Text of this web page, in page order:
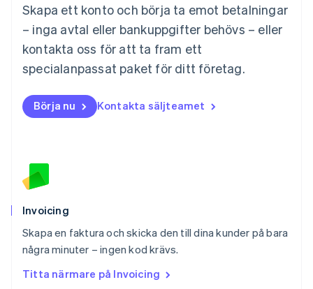
Skapa ett konto och börja ta emot betalningar
– inga avtal eller bankuppgifter behövs – eller
kontakta oss för att ta fram ett
specialanpassat paket för ditt företag.
Börja nu Kontakta säljteamet
Invoicing
Skapa en faktura och skicka den till dina kunder på bara
några minuter – ingen kod krävs.
Titta närmare på Invoicing
Mexiko
English
Nederländerna
NederlandsEnglish
Norge
Nya Zeeland
English
Polen
Português
Rumänien
Schweiz
Deutsch
Singapore
English 简体中文
English